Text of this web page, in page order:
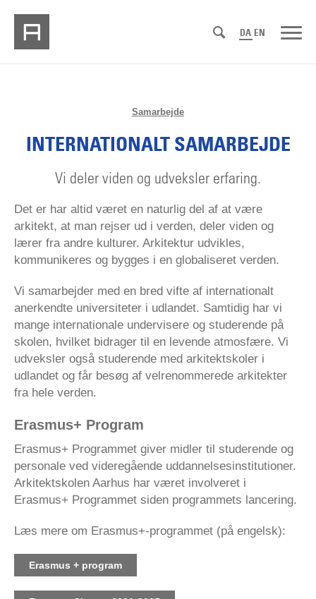
DA EN
Samarbejde
INTERNATIONALT SAMARBEJDE
Vi deler viden og udveksler erfaring.
Det er har altid været en naturlig del af at være
arkitekt, at man rejser ud i verden, deler viden og
lærer fra andre kulturer. Arkitektur udvikles,
kommunikeres og bygges i en globaliseret verden.
Vi samarbejder med en bred vifte af internationalt
anerkendte universiteter i udlandet. Samtidig har vi
mange internationale undervisere og studerende på
skolen, hvilket bidrager til en levende atmosfære. Vi
udveksler også studerende med arkitektskoler i
udlandet og får besøg af velrenommerede arkitekter
fra hele verden.
Erasmus+ Program
Erasmus+ Programmet giver midler til studerende og
personale ved videregående uddannelsesinstitutioner.
Arkitektskolen Aarhus har været involveret i
Erasmus+ Programmet siden programmets lancering.
Læs mere om Erasmus+-programmet (på engelsk):
Erasmus + program